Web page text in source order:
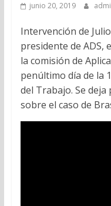
junio 20, 2019
Intervención de
presidente de ADS,
la comisión de
penúltimo día de la
del Trabajo. Se
sobre el caso de